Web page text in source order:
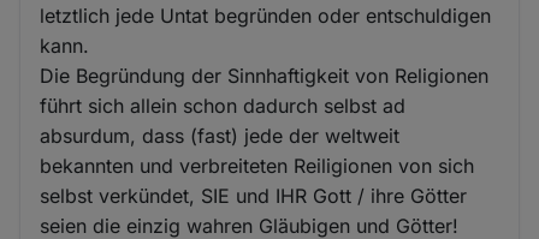
letztlich jede Untat begründen oder entschuldigen
kann.
Die Begründung der Sinnhaftigkeit von Religionen
führt sich allein schon dadurch selbst ad
absurdum, dass (fast) jede der weltweit
bekannten und verbreiteten Reiligionen von sich
selbst verkündet, SIE und IHR Gott / ihre Götter
seien die einzig wahren Gläubigen und Götter!